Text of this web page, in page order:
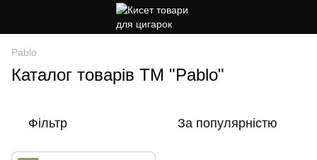
Pablo
Каталог товарів ТМ "Pablo"
Фільтр За популярністю